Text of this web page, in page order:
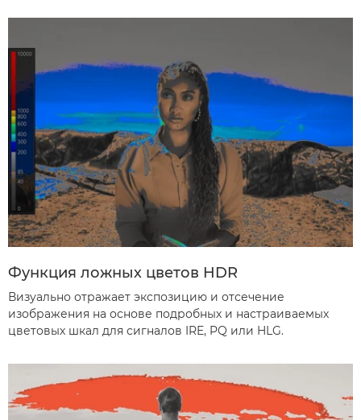
Функция ложных цветов HDR
Визуально отражает экспозицию и отсечение
изображения на основе подробных и настраиваемых
цветовых шкал для сигналов IRE, PQ или HLG.